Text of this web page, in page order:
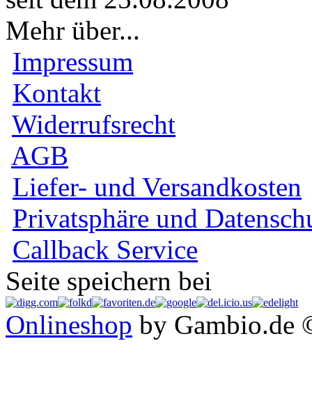
Mehr über...
Impressum
Kontakt
Widerrufsrecht
AGB
Liefer- und Versandkosten
Privatsphäre und
Callback Service
Seite speichern bei
Onlineshop by Gambio.de